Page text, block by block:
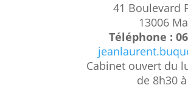
41 Boulevard
13006
Téléphone :
Cabinet ouvert du
de 8h30